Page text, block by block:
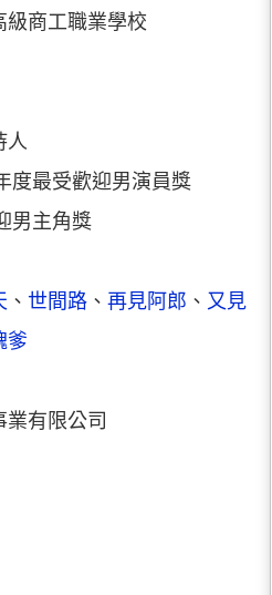
級商工職業學校
人
度最受歡迎男演員獎
男主角獎
、 世間路 、 再見阿郎 、 又見
爹
有限公司